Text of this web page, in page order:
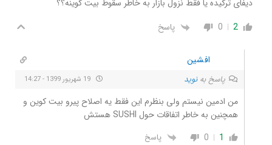
دیفای ترکیده یا فقط نزول بازار به خاطر سقوط بیت کوینه؟؟
2
0 پاسخ
افشین
پاسخ بهنوید
من ادمین نیستم ولی بنظرم این فقط یه اصلاح پیرو بیت کوین و
همچنین به خاطر اتفاقات حول SUSHI هستش
1
0 پاسخ